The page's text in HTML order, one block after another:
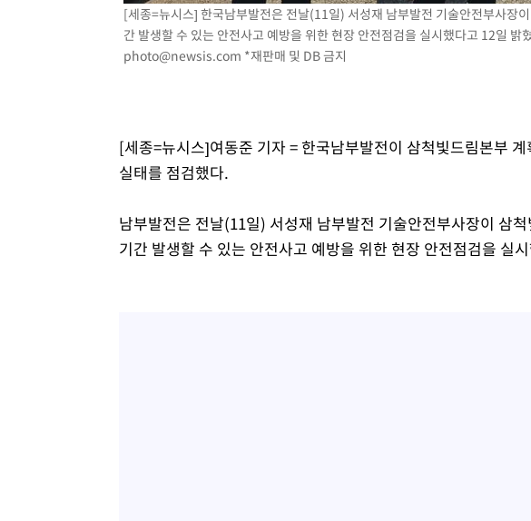
[세종=뉴시스] 한국남부발전은 전날(11일) 서성재 남부발전 기술안전부사장
간 발생할 수 있는 안전사고 예방을 위한 현장 안전점검을 실시했다고 12일
photo@newsis.com *재판매 및 DB 금지
[세종=뉴시스]여동준 기자 = 한국남부발전이 삼척빛드림본부
실태를 점검했다.
남부발전은 전날(11일) 서성재 남부발전 기술안전부사장이 삼
기간 발생할 수 있는 안전사고 예방을 위한 현장 안전점검을 실